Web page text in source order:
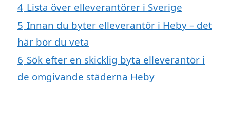
4 Lista över elleverantörer i Sverige
5 Innan du byter elleverantör i Heby – det
här bör du veta
6 Sök efter en skicklig byta elleverantör i
de omgivande städerna Heby